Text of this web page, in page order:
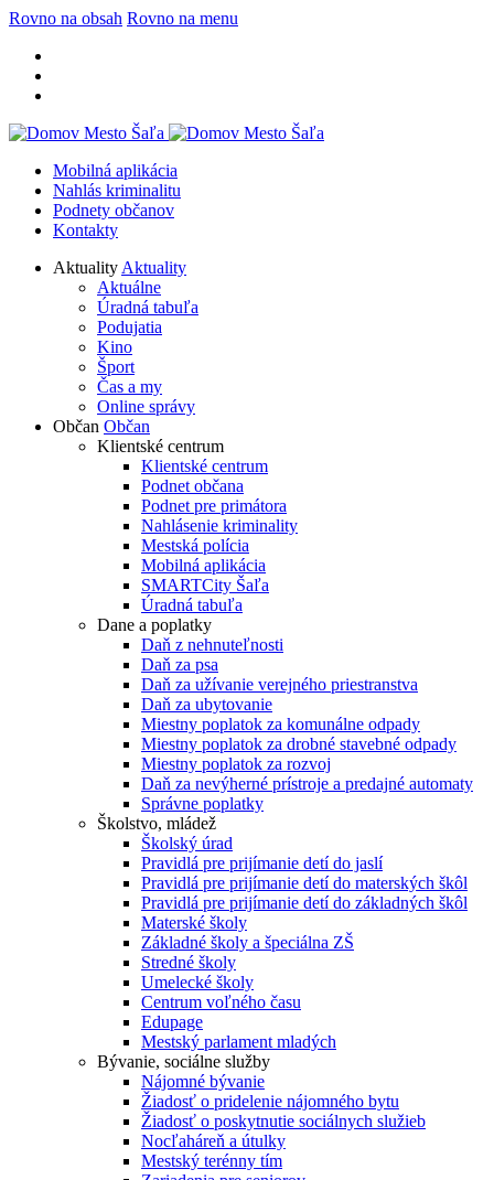
Rovno na obsah Rovno na menu
Mobilná aplikácia
Nahlás kriminalitu
Podnety občanov
Kontakty
Aktuality Aktuality
Aktuálne
Úradná tabuľa
Podujatia
Kino
Šport
Čas a my
Online správy
Občan Občan
Klientské centrum
Klientské centrum
Podnet občana
Podnet pre primátora
Nahlásenie kriminality
Mestská polícia
Mobilná aplikácia
SMARTCity Šaľa
Úradná tabuľa
Dane a poplatky
Daň z nehnuteľnosti
Daň za psa
Daň za užívanie verejného priestranstva
Daň za ubytovanie
Miestny poplatok za komunálne odpady
Miestny poplatok za drobné stavebné odpady
Miestny poplatok za rozvoj
Daň za nevýherné prístroje a predajné automaty
Správne poplatky
Školstvo, mládež
Školský úrad
Pravidlá pre prijímanie detí do jaslí
Pravidlá pre prijímanie detí do materských škôl
Pravidlá pre prijímanie detí do základných škôl
Materské školy
Základné školy a špeciálna ZŠ
Stredné školy
Umelecké školy
Centrum voľného času
Edupage
Mestský parlament mladých
Bývanie, sociálne služby
Nájomné bývanie
Žiadosť o pridelenie nájomného bytu
Žiadosť o poskytnutie sociálnych služieb
Nocľaháreň a útulky
Mestský terénny tím